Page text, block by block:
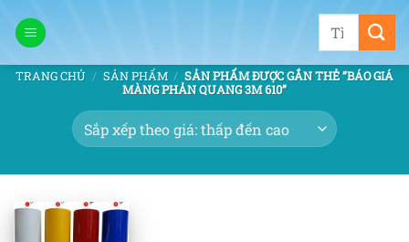
qua
dung
Tìm
TRANG CHỦ / SẢN PHẨM / SẢN PHẨM ĐƯỢC GẮN THẺ “BÁO GIÁ
MÀNG PHẢN QUANG 3M 610”